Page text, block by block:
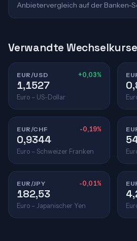
Anbietervergleich auf der Banken-
Verwandte Wechselkurse
EUR/USD +0,03%
1,1527
Euro – US-Dollar
EUR/CHF -0,19%
0,9344
Euro – Schweizer Franken
EUR/JPY -0,01%
182,53
Euro – Japanischer Yen